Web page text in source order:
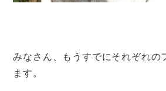
みなさん、もうすでにそれぞれの
ます。